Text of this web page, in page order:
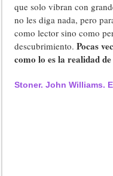
que solo vibran con
no les diga nada, pero
como lector sino como
descubrimiento.Pocas
como lo es la realidad
Stoner. John Williams.